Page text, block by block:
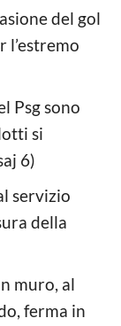
del gol
l’estremo
Psg sono
si
6)
servizio
della
muro, al
ferma in